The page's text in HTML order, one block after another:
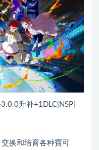
升补+1DLC|NSP|
换和培育各种寶可